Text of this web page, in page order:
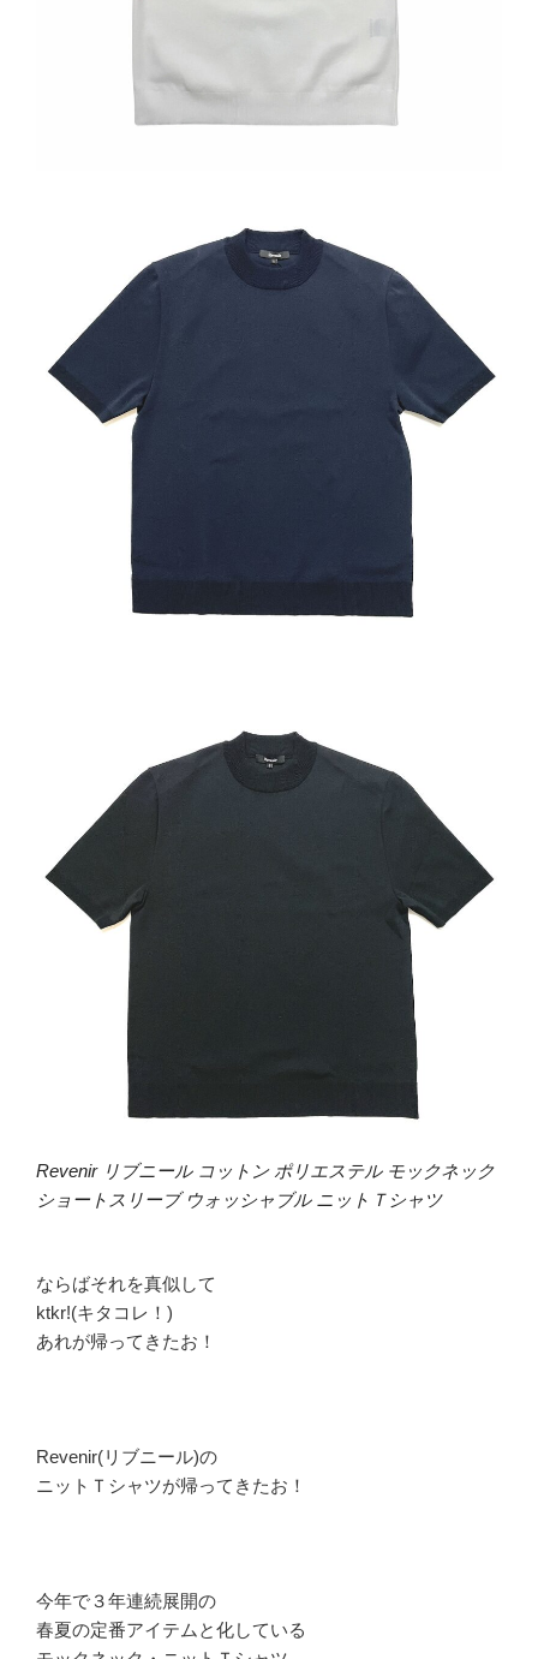
Revenir リブニール コットン ポリエステル モックネック
ショートスリーブ ウォッシャブル ニットＴシャツ
ならばそれを真似して
ktkr!(キタコレ！)
あれが帰ってきたお！
Revenir(リブニール)の
ニットＴシャツが帰ってきたお！
今年で３年連続展開の
春夏の定番アイテムと化している